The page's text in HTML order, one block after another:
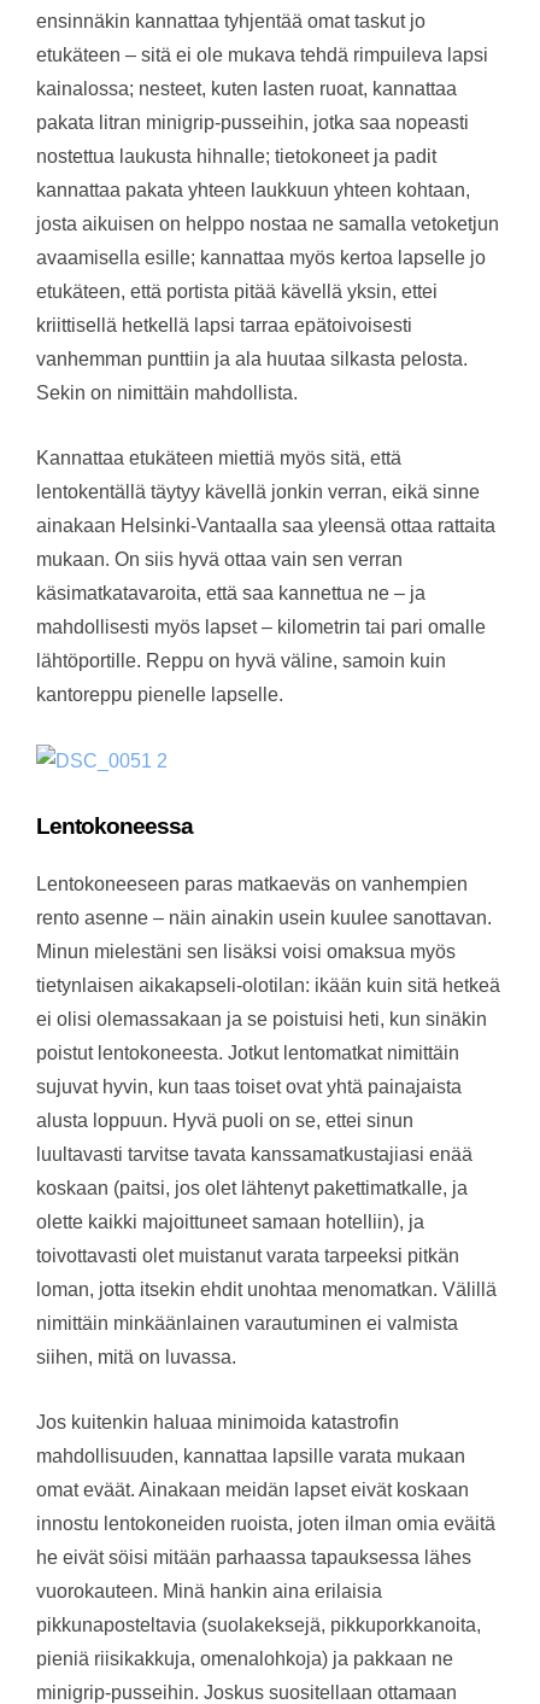
ensinnäkin kannattaa tyhjentää omat taskut jo
etukäteen – sitä ei ole mukava tehdä rimpuileva lapsi
kainalossa; nesteet, kuten lasten ruoat, kannattaa
pakata litran minigrip-pusseihin, jotka saa nopeasti
nostettua laukusta hihnalle; tietokoneet ja padit
kannattaa pakata yhteen laukkuun yhteen kohtaan,
josta aikuisen on helppo nostaa ne samalla vetoketjun
avaamisella esille; kannattaa myös kertoa lapselle jo
etukäteen, että portista pitää kävellä yksin, ettei
kriittisellä hetkellä lapsi tarraa epätoivoisesti
vanhemman punttiin ja ala huutaa silkasta pelosta.
Sekin on nimittäin mahdollista.
Kannattaa etukäteen miettiä myös sitä, että
lentokentällä täytyy kävellä jonkin verran, eikä sinne
ainakaan Helsinki-Vantaalla saa yleensä ottaa rattaita
mukaan. On siis hyvä ottaa vain sen verran
käsimatkatavaroita, että saa kannettua ne – ja
mahdollisesti myös lapset – kilometrin tai pari omalle
lähtöportille. Reppu on hyvä väline, samoin kuin
kantoreppu pienelle lapselle.
Lentokoneessa
Lentokoneeseen paras matkaeväs on vanhempien
rento asenne – näin ainakin usein kuulee sanottavan.
Minun mielestäni sen lisäksi voisi omaksua myös
tietynlaisen aikakapseli-olotilan: ikään kuin sitä hetkeä
ei olisi olemassakaan ja se poistuisi heti, kun sinäkin
poistut lentokoneesta. Jotkut lentomatkat nimittäin
sujuvat hyvin, kun taas toiset ovat yhtä painajaista
alusta loppuun. Hyvä puoli on se, ettei sinun
luultavasti tarvitse tavata kanssamatkustajiasi enää
koskaan (paitsi, jos olet lähtenyt pakettimatkalle, ja
olette kaikki majoittuneet samaan hotelliin), ja
toivottavasti olet muistanut varata tarpeeksi pitkän
loman, jotta itsekin ehdit unohtaa menomatkan. Välillä
nimittäin minkäänlainen varautuminen ei valmista
siihen, mitä on luvassa.
Jos kuitenkin haluaa minimoida katastrofin
mahdollisuuden, kannattaa lapsille varata mukaan
omat eväät. Ainakaan meidän lapset eivät koskaan
innostu lentokoneiden ruoista, joten ilman omia eväitä
he eivät söisi mitään parhaassa tapauksessa lähes
vuorokauteen. Minä hankin aina erilaisia
pikkunaposteltavia (suolakeksejä, pikkuporkkanoita,
pieniä riisikakkuja, omenalohkoja) ja pakkaan ne
minigrip-pusseihin. Joskus suositellaan ottamaan